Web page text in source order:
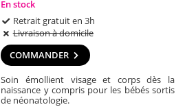
En stock
Retrait gratuit en 3h
Livraison à domicile
COMMANDER
Soin émollient visage et corps dès la
naissance y compris pour les bébés sortis
de néonatologie.